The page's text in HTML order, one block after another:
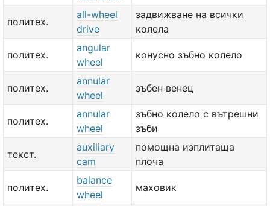
политех.
all-wheel
drive
задвижване на всички
колела
политех.
angular
wheel
конусно зъбно колело
политех.
annular
wheel
зъбен венец
политех.
annular
wheel
зъбно колело с вътрешни
зъби
текст.
auxiliary
cam
помощна изплитаща
плоча
политех.
balance
wheel
маховик